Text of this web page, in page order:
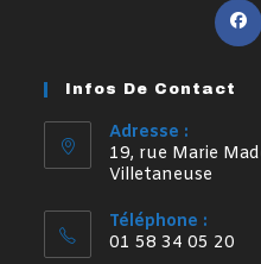
Infos De Contact
Adresse :
19, rue Marie
Villetaneuse
Téléphone :
01 58 34 05 20